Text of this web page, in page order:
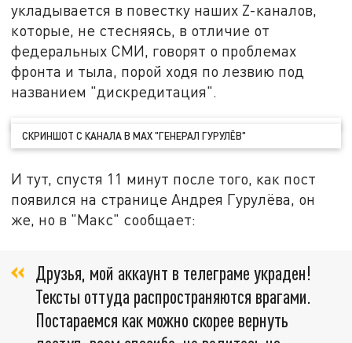
укладывается в повестку наших Z-каналов,
которые, не стесняясь, в отличие от
федеральных СМИ, говорят о проблемах
фронта и тыла, порой ходя по лезвию под
названием "дискредитация".
СКРИНШОТ С КАНАЛА В MAX "ГЕНЕРАЛ ГУРУЛЁВ"
И тут, спустя 11 минут после того, как пост
появился на странице Андрея Гурулёва, он
же, но в "Макс" сообщает:
Друзья, мой аккаунт в телеграме украден!
Тексты оттуда распространяются врагами.
Постараемся как можно скорее вернуть